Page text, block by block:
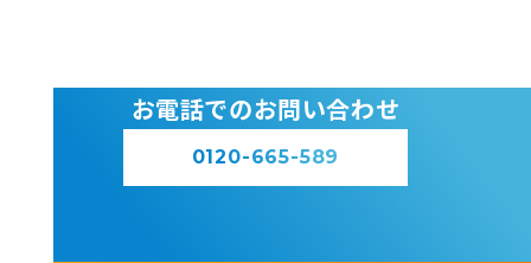
お電話でのお問い合わせ
0120-665-589